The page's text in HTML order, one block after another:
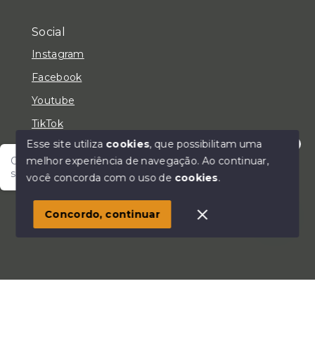
Olá! Fale com um de nossos corretores e encontre
seu lar!
Social
Instagram
Facebook
Youtube
TikTok
© Copyright 2026 - LC Negócios Imobiliários - Todos
SITE PARA IMOBILIARIA
Esse site utiliza cookies, que possibilitam uma
melhor experiência de navegação.Ao continuar,
você concorda com o uso de cookies.
Concordo, continuar